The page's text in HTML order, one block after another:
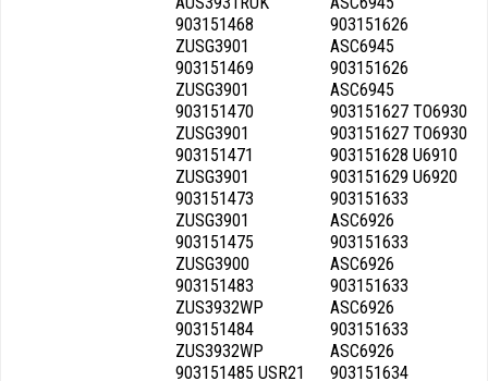
903151468
ZUSG3901
903151469
ZUSG3901
903151470
ZUSG3901
903151471
ZUSG3901
903151473
ZUSG3901
903151475
ZUSG3900
903151483
ZUS3932WP
903151484
ZUS3932WP
903151485 USR21
903151626
ASC6945
903151626
ASC6945
903151627 TO6930
903151627 TO6930
903151628 U6910
903151629 U6920
903151633
ASC6926
903151633
ASC6926
903151633
ASC6926
903151633
ASC6926
903151634